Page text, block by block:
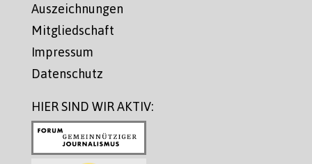
Auszeichnungen
Mitgliedschaft
Impressum
Datenschutz
HIER SIND WIR AKTIV: